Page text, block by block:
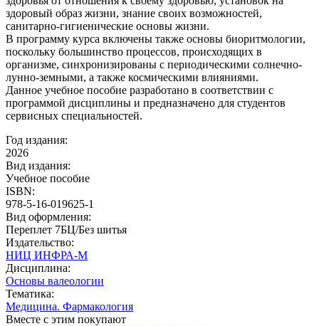
здоровый образ жизни, знание своих возможностей,
санитарно-гигиенические основы жизни.
В программу курса включены также основы биоритмологии,
поскольку большинство процессов, происходящих в
организме, синхронизированы с периодическими солнечно-
лунно-земными, а также космическими влияниями.
Данное учебное пособие разработано в соответствии с
программой дисциплины и предназначено для студентов
сервисных специальностей.
Год издания:
2026
Вид издания:
Учебное пособие
ISBN:
978-5-16-019625-1
Вид оформления:
Переплет 7БЦ/Без шитья
Издательство:
НИЦ ИНФРА-М
Дисциплина:
Основы валеологии
Тематика:
Медицина. Фармакология
Вместе с этим покупают